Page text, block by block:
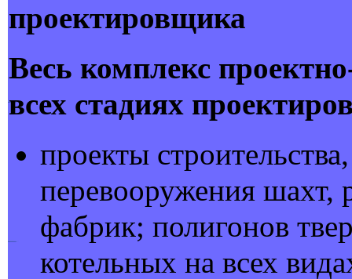
проектировщика
Весь комплекс
всех стадиях
проекты
перевооружения шахт,
фабрик; полигонов
котельных на всех